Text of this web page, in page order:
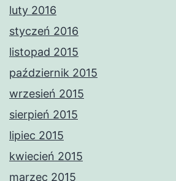
luty 2016
styczeń 2016
listopad 2015
październik 2015
wrzesień 2015
sierpień 2015
lipiec 2015
kwiecień 2015
marzec 2015